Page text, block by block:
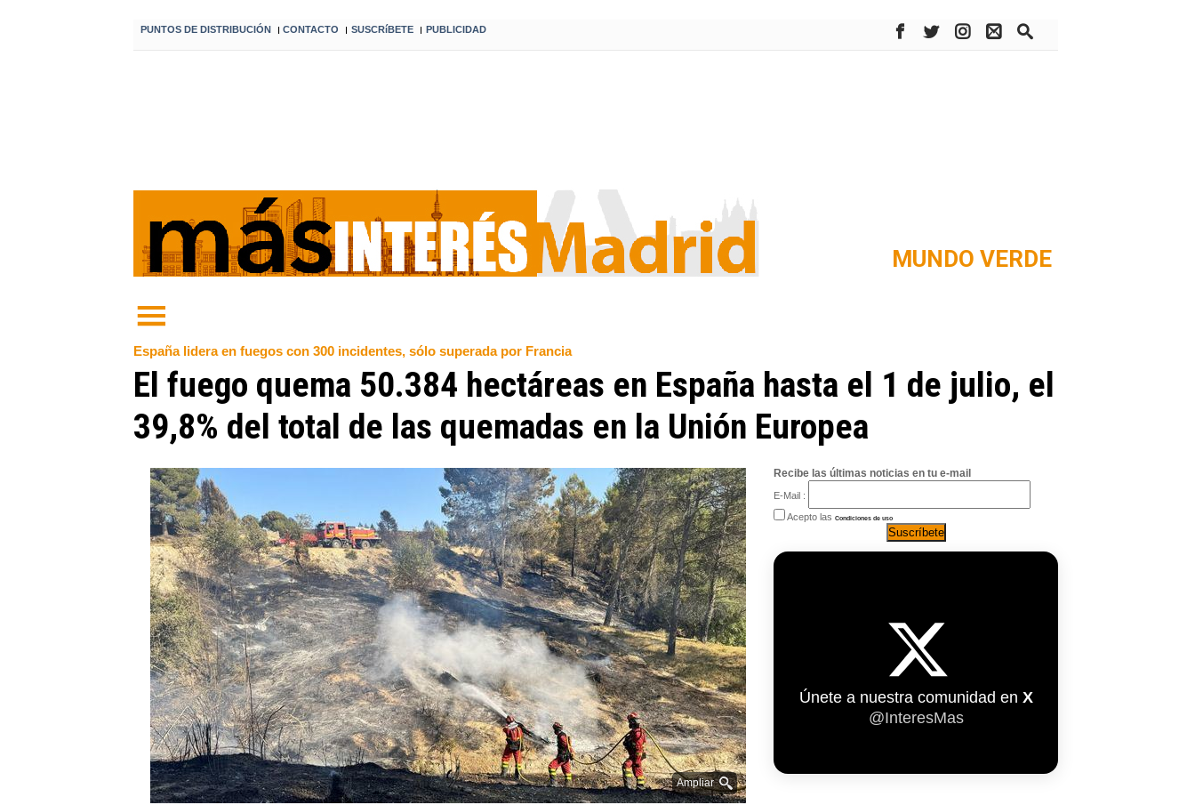
PUNTOS DE DISTRIBUCIÓN I CONTACTO I SUSCRíBETE I PUBLICIDAD
MUNDO VERDE
España lidera en fuegos con 300 incidentes, sólo superada por Francia
El fuego quema 50.384 hectáreas en España hasta el 1 de julio, el
39,8% del total de las quemadas en la Unión Europea
Ampliar
Recibe las últimas noticias en tu e-mail
E-Mail :
Acepto las Condiciones de uso
Únete a nuestra comunidad en X
@InteresMas